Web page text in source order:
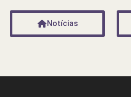
Notícias